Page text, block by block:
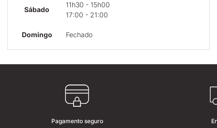
Sábado
11h30 - 15h00
17:00 - 21:00
Domingo Fechado
Pagamento seguro